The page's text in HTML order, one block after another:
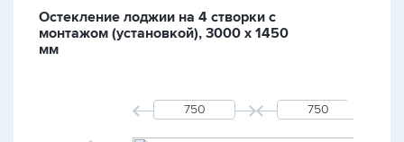
Остекление лоджии на 4 створки с
монтажом (установкой), 3000 х 1450
мм